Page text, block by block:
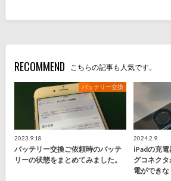
RECOMMEND こちらの記事も人気です。
バッテリー交換
2023.9.18
バッテリー交換ご依頼時のバッテ
リーの状態をまとめてみました。
2024.2.9
iPadの充
グコネク
電ができ